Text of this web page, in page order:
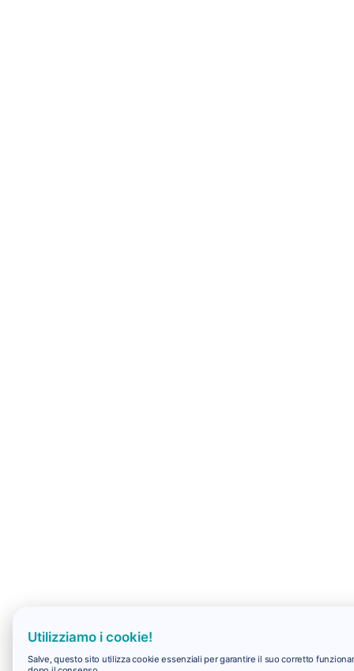
Utilizziamo i cookie!
Salve, questo sito utilizza cookie essenziali per garantire il suo corretto